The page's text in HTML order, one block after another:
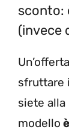
sconto:
(invece
sfruttare
siete alla
modello